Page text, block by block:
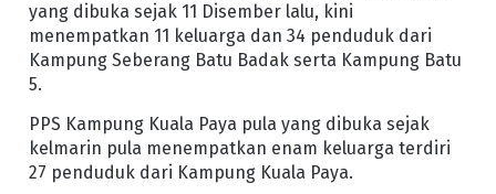
yang dibuka sejak 11 Disember lalu, kini
menempatkan 11 keluarga dan 34 penduduk dari
Kampung Seberang Batu Badak serta Kampung Batu
5.
PPS Kampung Kuala Paya pula yang dibuka sejak
kelmarin pula menempatkan enam keluarga terdiri
27 penduduk dari Kampung Kuala Paya.